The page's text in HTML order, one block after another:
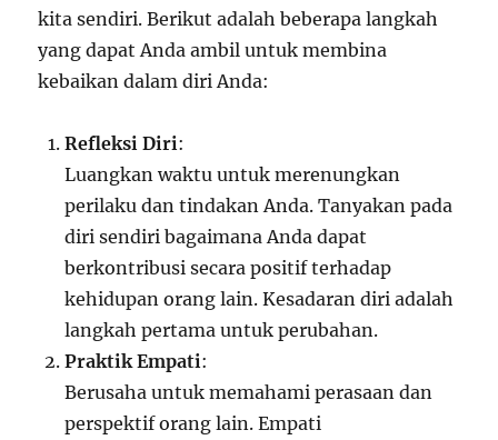
kita sendiri. Berikut adalah beberapa langkah
yang dapat Anda ambil untuk membina
kebaikan dalam diri Anda:
Refleksi Diri:
Luangkan waktu untuk merenungkan
perilaku dan tindakan Anda. Tanyakan pada
diri sendiri bagaimana Anda dapat
berkontribusi secara positif terhadap
kehidupan orang lain. Kesadaran diri adalah
langkah pertama untuk perubahan.
Praktik Empati:
Berusaha untuk memahami perasaan dan
perspektif orang lain. Empati